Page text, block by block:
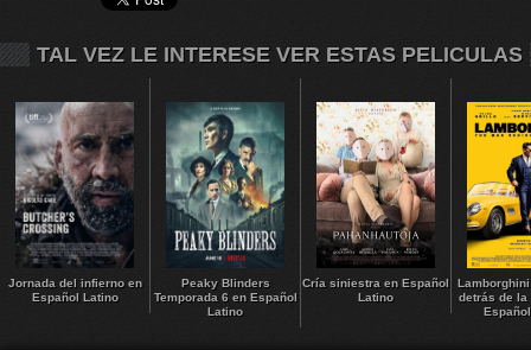
TAL VEZ LE INTERESE VER ESTAS PELICULAS
Jornada del infierno en
Español Latino
Peaky Blinders
Temporada 6 en Español
Latino
Cría siniestra en Español
Latino
detrás de la